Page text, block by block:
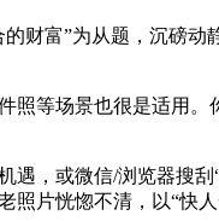
财富”为从题，沉磅
等场景也很是适用。
，或微信/浏览器搜刮
片恍惚不清，以“快